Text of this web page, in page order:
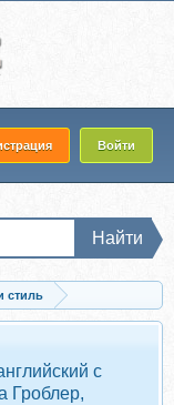
Войти
Найти
стиль
Скачать [aibazovajela] Зимний шопинг-лист 2023. Тариф Стандарт (Анжела...
с
Гроблер,